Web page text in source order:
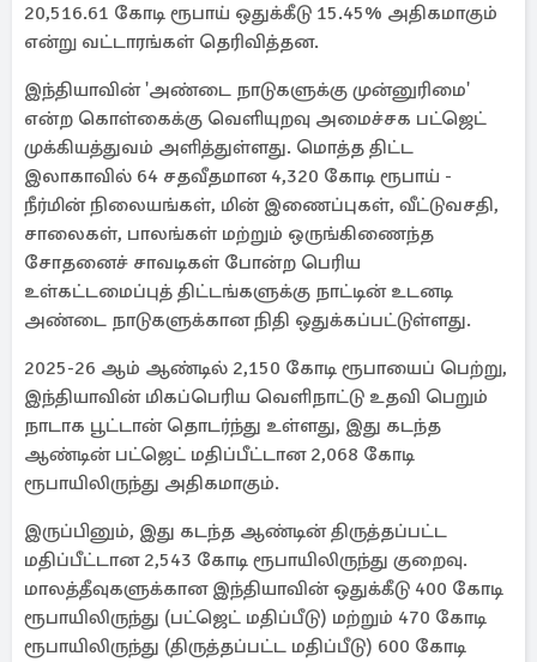
20,516.61 கோடி ரூபாய் ஒதுக்கீடு 15.45% அதிகமாகும்
என்று வட்டாரங்கள் தெரிவித்தன.
இந்தியாவின் 'அண்டை நாடுகளுக்கு முன்னுரிமை'
என்ற கொள்கைக்கு வெளியுறவு அமைச்சக பட்ஜெட்
முக்கியத்துவம் அளித்துள்ளது. மொத்த திட்ட
இலாகாவில் 64 சதவீதமான 4,320 கோடி ரூபாய் -
நீர்மின் நிலையங்கள், மின் இணைப்புகள், வீட்டுவசதி,
சாலைகள், பாலங்கள் மற்றும் ஒருங்கிணைந்த
சோதனைச் சாவடிகள் போன்ற பெரிய
உள்கட்டமைப்புத் திட்டங்களுக்கு நாட்டின் உடனடி
அண்டை நாடுகளுக்கான நிதி ஒதுக்கப்பட்டுள்ளது.
2025-26 ஆம் ஆண்டில் 2,150 கோடி ரூபாயைப் பெற்று,
இந்தியாவின் மிகப்பெரிய வெளிநாட்டு உதவி பெறும்
நாடாக பூட்டான் தொடர்ந்து உள்ளது, இது கடந்த
ஆண்டின் பட்ஜெட் மதிப்பீட்டான 2,068 கோடி
ரூபாயிலிருந்து அதிகமாகும்.
இருப்பினும், இது கடந்த ஆண்டின் திருத்தப்பட்ட
மதிப்பீட்டான 2,543 கோடி ரூபாயிலிருந்து குறைவு.
மாலத்தீவுகளுக்கான இந்தியாவின் ஒதுக்கீடு 400 கோடி
ரூபாயிலிருந்து (பட்ஜெட் மதிப்பீடு) மற்றும் 470 கோடி
ரூபாயிலிருந்து (திருத்தப்பட்ட மதிப்பீடு) 600 கோடி